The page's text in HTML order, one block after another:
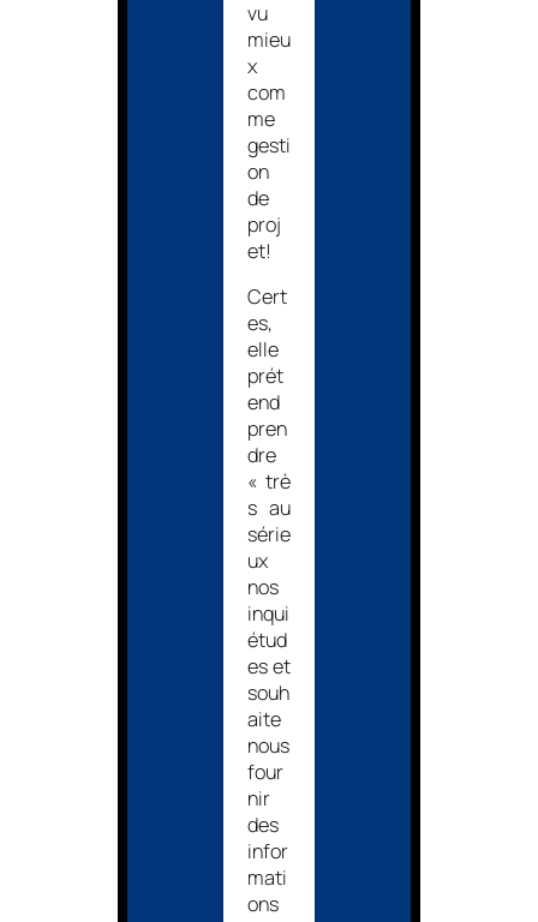
vu
mieu
x
com
me
gesti
on
de
proj
et!
Cert
es,
elle
prét
end
pren
dre
« trè
s au
série
ux
nos
inqui
étud
es et
souh
aite
nous
four
nir
des
infor
mati
ons